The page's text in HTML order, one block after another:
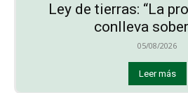
Ley de tierras: “La
conlleva
05/08/2026
Leer más